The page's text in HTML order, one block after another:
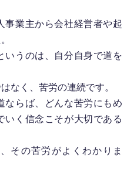
事業主から会社経営者や起
いうのは、自分自身で道を
なく、苦労の連続です。
ならば、どんな苦労にもめ
いく信念こそが大切である
その苦労がよくわかりま